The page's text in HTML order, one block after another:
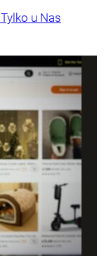
Tylko u Nas